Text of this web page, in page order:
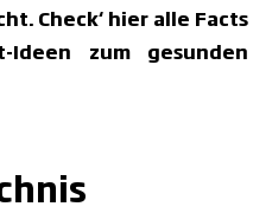
Check‘ hier alle Facts
Ideen zum gesunden